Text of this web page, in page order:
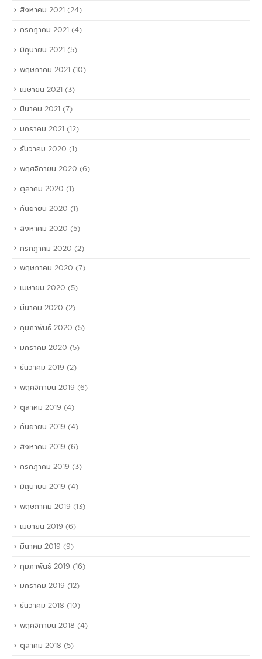
สิงหาคม 2021 (24)
กรกฎาคม 2021 (4)
มิถุนายน 2021 (5)
พฤษภาคม 2021 (10)
เมษายน 2021 (3)
มีนาคม 2021 (7)
มกราคม 2021 (12)
ธันวาคม 2020 (1)
พฤศจิกายน 2020 (6)
ตุลาคม 2020 (1)
กันยายน 2020 (1)
สิงหาคม 2020 (5)
กรกฎาคม 2020 (2)
พฤษภาคม 2020 (7)
เมษายน 2020 (5)
มีนาคม 2020 (2)
กุมภาพันธ์ 2020 (5)
มกราคม 2020 (5)
ธันวาคม 2019 (2)
พฤศจิกายน 2019 (6)
ตุลาคม 2019 (4)
กันยายน 2019 (4)
สิงหาคม 2019 (6)
กรกฎาคม 2019 (3)
มิถุนายน 2019 (4)
พฤษภาคม 2019 (13)
เมษายน 2019 (6)
มีนาคม 2019 (9)
กุมภาพันธ์ 2019 (16)
มกราคม 2019 (12)
ธันวาคม 2018 (10)
พฤศจิกายน 2018 (4)
ตุลาคม 2018 (5)